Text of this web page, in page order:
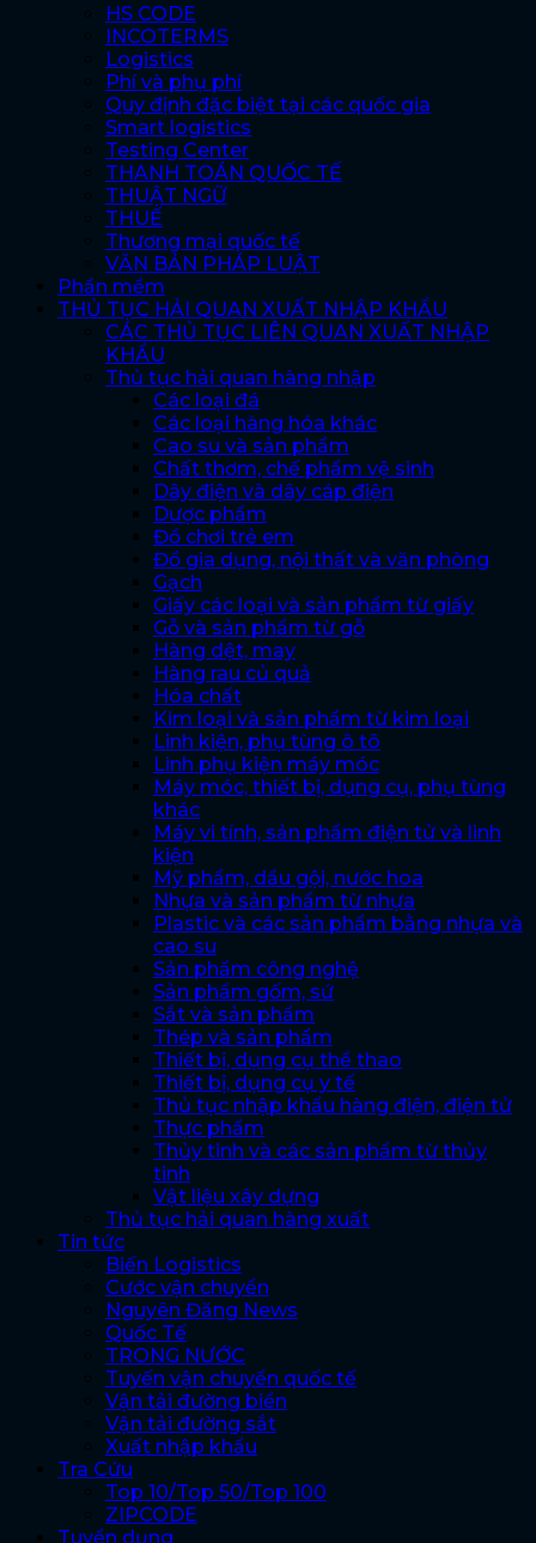
HS CODE
INCOTERMS
Logistics
Phí và phụ phí
Quy định đặc biệt tại các quốc gia
Smart logistics
Testing Center
THANH TOÁN QUỐC TẾ
THUẬT NGỮ
THUẾ
Thương mại quốc tế
VĂN BẢN PHÁP LUẬT
Phần mềm
THỦ TỤC HẢI QUAN XUẤT NHẬP KHẨU
CÁC THỦ TỤC LIÊN QUAN XUẤT NHẬP
KHẨU
Thủ tục hải quan hàng nhập
Các loại đá
Các loại hàng hóa khác
Cao su và sản phẩm
Chất thơm, chế phẩm vệ sinh
Dây điện và dây cáp điện
Dược phẩm
Đồ chơi trẻ em
Đồ gia dụng, nội thất và văn phòng
Gạch
Giấy các loại và sản phẩm từ giấy
Gỗ và sản phẩm từ gỗ
Hàng dệt, may
Hàng rau củ quả
Hóa chất
Kim loại và sản phẩm từ kim loại
Linh kiện, phụ tùng ô tô
Linh phụ kiện máy móc
Máy móc, thiết bị, dụng cụ, phụ tùng
khác
Máy vi tính, sản phẩm điện tử và linh
kiện
Mỹ phẩm, dầu gội, nước hoa
Nhựa và sản phẩm từ nhựa
Plastic và các sản phẩm bằng nhựa và
cao su
Sản phẩm công nghệ
Sản phẩm gốm, sứ
Sắt và sản phẩm
Thép và sản phẩm
Thiết bị, dụng cụ thể thao
Thiết bị, dụng cụ y tế
Thủ tục nhập khẩu hàng điện, điện tử
Thực phẩm
Thủy tinh và các sản phẩm từ thủy
tinh
Vật liệu xây dựng
Thủ tục hải quan hàng xuất
Tin tức
Biến Logistics
Cước vận chuyển
Nguyên Đăng News
Quốc Tế
TRONG NƯỚC
Tuyến vận chuyển quốc tế
Vận tải đường biển
Vận tải đường sắt
Xuất nhập khẩu
Tra Cứu
Top 10/Top 50/Top 100
ZIPCODE
Tuyển dụng